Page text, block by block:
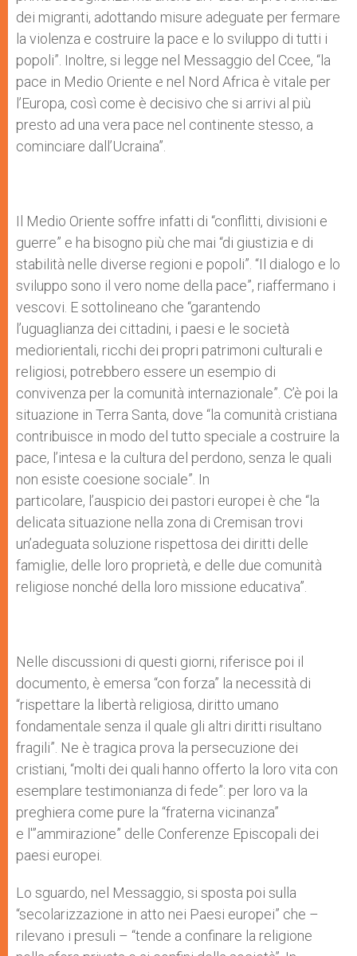
dei migranti, adottando misure adeguate per fermare
la violenza e costruire la pace e lo sviluppo di tutti i
popoli”. Inoltre, si legge nel Messaggio del Ccee, “la
pace in Medio Oriente e nel Nord Africa è vitale per
l’Europa, così come è decisivo che si arrivi al più
presto ad una vera pace nel continente stesso, a
cominciare dall’Ucraina”.
Il Medio Oriente soffre infatti di “conflitti, divisioni e
guerre” e ha bisogno più che mai “di giustizia e di
stabilità nelle diverse regioni e popoli”. “Il dialogo e lo
sviluppo sono il vero nome della pace”, riaffermano i
vescovi. E sottolineano che “garantendo
l’uguaglianza dei cittadini, i paesi e le società
mediorientali, ricchi dei propri patrimoni culturali e
religiosi, potrebbero essere un esempio di
convivenza per la comunità internazionale”. C’è poi la
situazione in Terra Santa, dove “la comunità cristiana
contribuisce in modo del tutto speciale a costruire la
pace, l’intesa e la cultura del perdono, senza le quali
non esiste coesione sociale”. In
particolare, l’auspicio dei pastori europei è che “la
delicata situazione nella zona di Cremisan trovi
un’adeguata soluzione rispettosa dei diritti delle
famiglie, delle loro proprietà, e delle due comunità
religiose nonché della loro missione educativa”.
Nelle discussioni di questi giorni, riferisce poi il
documento, è emersa “con forza” la necessità di
“rispettare la libertà religiosa, diritto umano
fondamentale senza il quale gli altri diritti risultano
fragili”. Ne è tragica prova la persecuzione dei
cristiani, “molti dei quali hanno offerto la loro vita con
esemplare testimonianza di fede”: per loro va la
preghiera come pure la “fraterna vicinanza”
e l'”ammirazione” delle Conferenze Episcopali dei
paesi europei.
Lo sguardo, nel Messaggio, si sposta poi sulla
“secolarizzazione in atto nei Paesi europei” che –
rilevano i presuli – “tende a confinare la religione